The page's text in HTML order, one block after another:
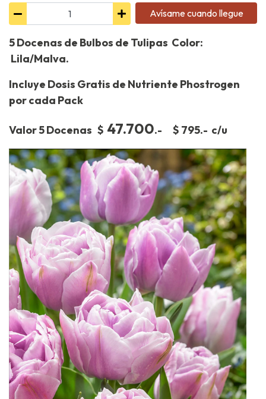
Avísame cuando llegue
5 Docenas de Bulbos de Tulipas Color:
Lila/Malva.
Incluye Dosis Gratis de Nutriente Phostrogen
por cada Pack
Valor 5 Docenas $ 47.700.- $ 795.- c/u